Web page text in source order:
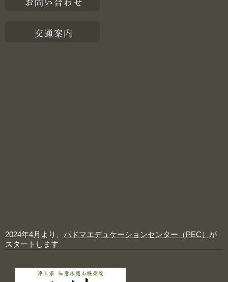
交通案内
2024年4月より、 パドマエデュケーションセンター（PEC） が
スタートします